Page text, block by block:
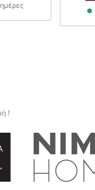
47.92€.
!